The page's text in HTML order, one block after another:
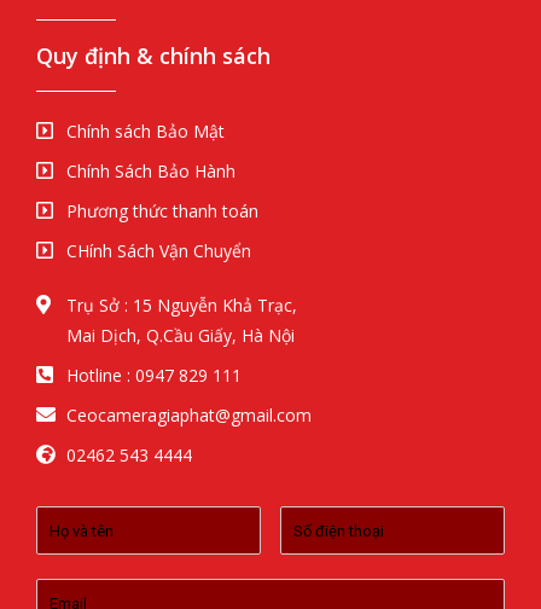
Quy định & chính sách
Chính sách Bảo Mật
Chính Sách Bảo Hành
Phương thức thanh toán
CHính Sách Vận Chuyển
Trụ Sở : 15 Nguyễn Khả Trạc,
Mai Dịch, Q.Cầu Giấy, Hà Nội
Hotline : 0947 829 111
Ceocameragiaphat@gmail.com
02462 543 4444